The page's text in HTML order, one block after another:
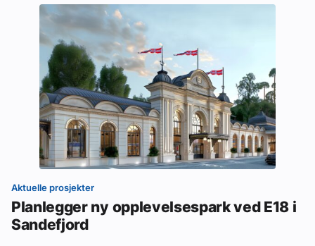
Aktuelle prosjekter
Planlegger ny opplevelsespark ved E18 i
Sandefjord